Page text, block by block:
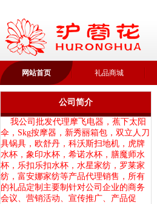
网站首页 礼品商城
公司简介
我公司批发代理摩飞电器，蕉下太阳
伞，Skg按摩器，新秀丽箱包，双立人刀
具锅具，欧舒丹，科沃斯扫地机，虎牌
水杯，象印水杯，希诺水杯，膳魔师水
杯，乐扣乐扣水杯，水星家纺，罗莱家
纺，富安娜家纺等产品代理销售，所有
的礼品定制主要制针对公司企业的商务
会议、营销活动、宣传推广、产品促